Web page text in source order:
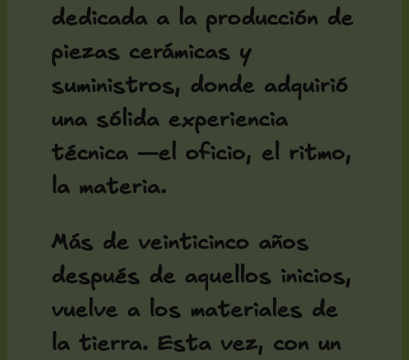
dedicada a la producción de
piezas cerámicas y
suministros, donde adquirió
una sólida experiencia
técnica —el oficio, el ritmo,
la materia.
Más de veinticinco años
después de aquellos inicios,
vuelve a los materiales de
la tierra. Esta vez, con un